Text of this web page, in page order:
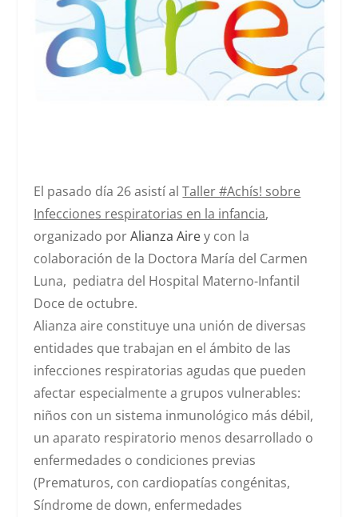
El pasado día 26 asistí alTaller #Achís! sobre
Infecciones respiratorias en la infancia,
organizado porAlianza Airey con la
colaboración de la Doctora María del Carmen
Luna, pediatra del Hospital Materno-Infantil
Doce de octubre.
Alianza aire constituye una unión de diversas
entidades que trabajan en el ámbito de las
infecciones respiratorias agudas que pueden
afectar especialmente a grupos vulnerables:
niños con un sistema inmunológico más débil,
un aparato respiratorio menos desarrollado o
enfermedades o condiciones previas
(Prematuros, con cardiopatías congénitas,
Síndrome de down, enfermedades